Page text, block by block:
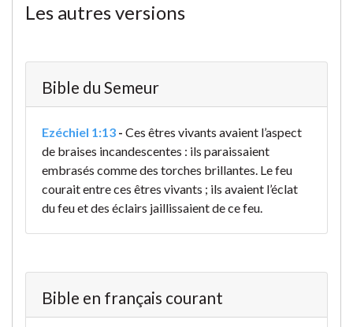
Les autres versions
Bible du Semeur
Ezéchiel 1:13 - Ces êtres vivants avaient l’aspect
de braises incandescentes : ils paraissaient
embrasés comme des torches brillantes. Le feu
courait entre ces êtres vivants ; ils avaient l’éclat
du feu et des éclairs jaillissaient de ce feu.
Bible en français courant